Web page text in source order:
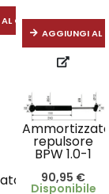
CARRELLO
AGGIUNGI AL
repulsore
BPW 1.0-1
90,95 €
Disponibile